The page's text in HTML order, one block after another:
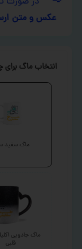
عکس و متن
انتخاب ماگ برای
ماگ سفید
ماگ جادویی
قلبی